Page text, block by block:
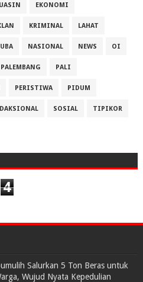
EKONOMI
KRIMINAL LAHAT
NASIONAL NEWS OI
PALEMBANG PALI
PERISTIWA PIDUM
SOSIAL TIPIKOR
4
Salurkan 5 Ton Beras untuk
Wujud Nyata Kepedulian